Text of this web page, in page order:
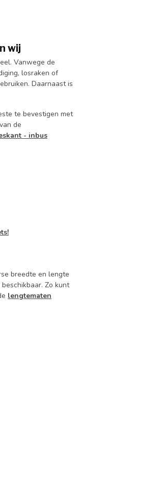
wij
Vanwege de
losraken of
Daarnaast is
te bevestigen met
de
- inbus
breedte en lengte
Zo kunt
lengtematen